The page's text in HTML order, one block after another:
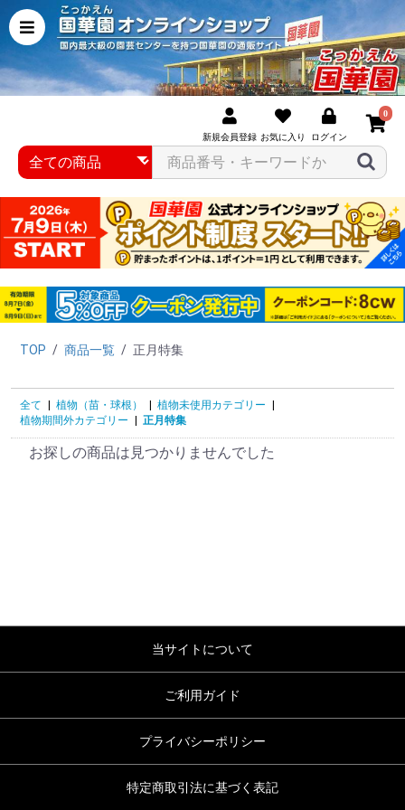
新規会員登録 お気に入り ログイン
0
TOP / 商品一覧 / 正月特集
全て | 植物（苗・球根） | 植物未使用カテゴリー |
植物期間外カテゴリー | 正月特集
お探しの商品は見つかりませんでした
当サイトについて
ご利用ガイド
プライバシーポリシー
特定商取引法に基づく表記